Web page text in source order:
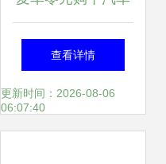
市场摩登时代即将
来临，分享购车引
查看详情
更新时间：2026-08-06
06:07:40